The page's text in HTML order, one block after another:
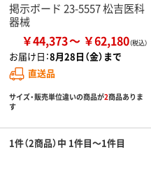
掲示ボード 23-5557 松吉医科
器械
￥44,373 ￥62,180
お届け日：8月28日（金）まで
直送品
サイズ・販売単位違いの商品が2商品ありま
す
1件（2商品）中 1件目～1件目